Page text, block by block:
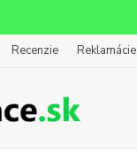
Recenzie Reklamácie